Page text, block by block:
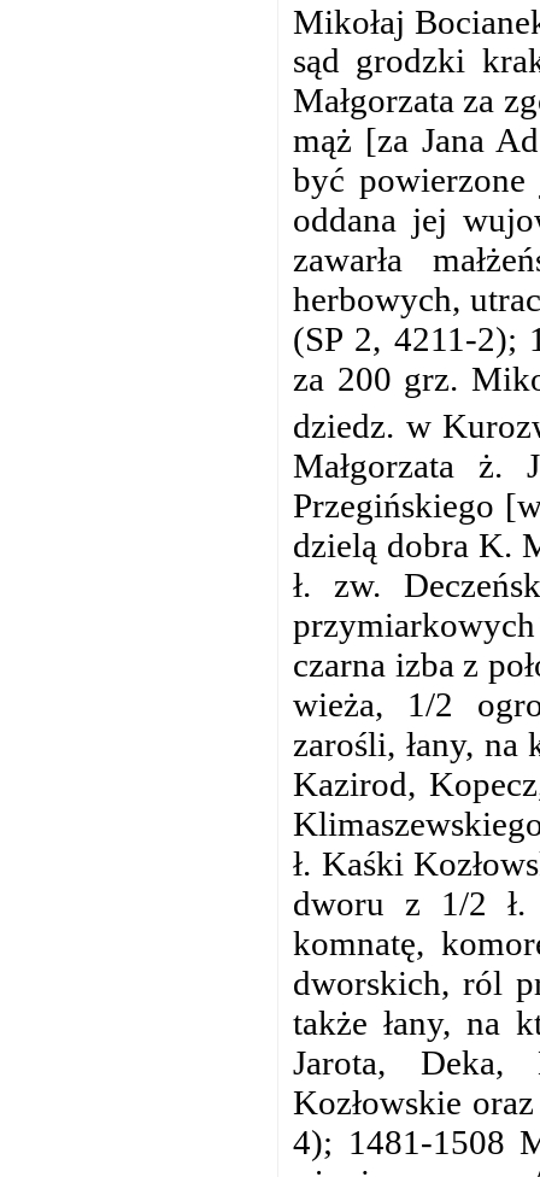
Mikołaj
sąd grodzki
Małgorzata za
mąż [za Jana
być
oddana jej
zawarła
herbowych,
(SP 2, 4211-2);
za 200 grz.
dziedz. w
Małgorzata ż.
Przegińskiego
dzielą dobra K.
ł. zw.
czarna izba z
wieża, 1/2
zarośli, łany, na
Kazirod,
ł. Kaśki
dworu z 1/2 ł.
komnatę,
dworskich, ról
także łany, na
Jarota, Deka,
Kozłowskie
4); 1481-1508